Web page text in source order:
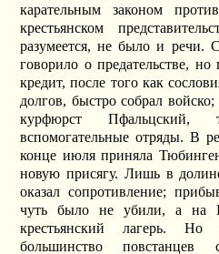
карательным законом
крестьянском
разумеется, не было и речи.
говорило о предательстве,
кредит, после того как
долгов, быстро собрал
курфюрст Пфальцский,
вспомогательные отряды. В
конце июля приняла
новую присягу. Лишь в
оказал сопротивление;
чуть было не убили, а на
крестьянский лагерь. Но
большинство повстанцев